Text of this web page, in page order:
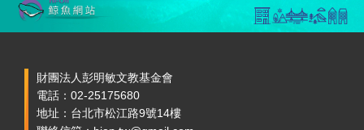
財團法人彭明敏文教基金會
電話：02-25175680
地址：台北市松江路9號14樓